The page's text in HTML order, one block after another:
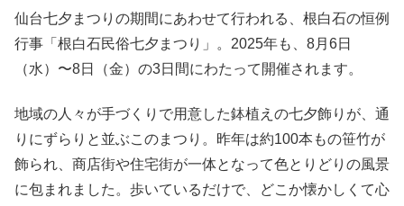
仙台七夕まつりの期間にあわせて行われる、根白石の恒例
行事「根白石民俗七夕まつり」。2025年も、8月6日
（水）〜8日（金）の3日間にわたって開催されます。
地域の人々が手づくりで用意した鉢植えの七夕飾りが、通
りにずらりと並ぶこのまつり。昨年は約100本もの笹竹が
飾られ、商店街や住宅街が一体となって色とりどりの風景
に包まれました。歩いているだけで、どこか懐かしくて心